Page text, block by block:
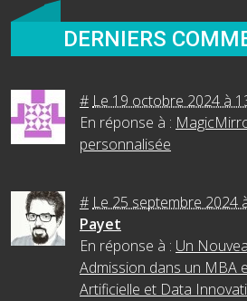
DERNIERS
# Le 19 octobre 2024 à
En réponse à :
personnalisée
# Le 25 septembre 2024
Payet
En réponse à : Un
Admission dans un MBA
Artificielle et Data